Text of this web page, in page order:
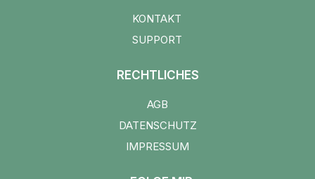
KONTAKT
SUPPORT
RECHTLICHES
AGB
DATENSCHUTZ
IMPRESSUM